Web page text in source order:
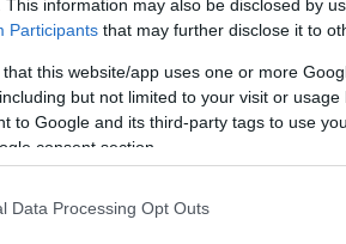
This information may also be disclosed by
Participants that may further disclose it to
that this website/app uses one or more
but not limited to your visit or
to Google and its third-party tags to use
consent section.
Data Processing Opt Outs
του φαγητού το
το μοσχαρίσιο
αφήνοντάς τοκεσκέκι